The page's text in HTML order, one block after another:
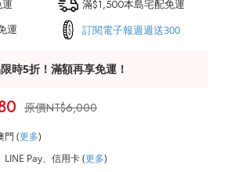
滿$1,500本島宅配免運
運
訂閱電子報週週送300
時5折！滿額再享免運！
NT$6,000
門 (更多)
LINE Pay、信用卡(更多)